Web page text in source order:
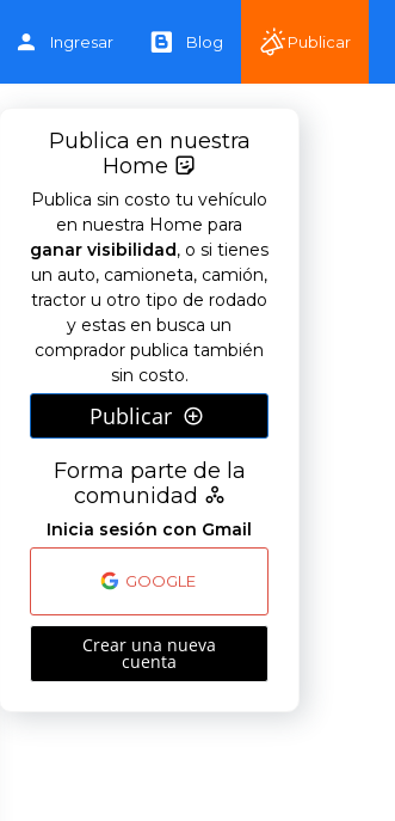
Ingresar Blog Publicar
Publica en nuestra
Home
Publica sin costo tu vehículo
en nuestra Home para
ganar visibilidad, o si tienes
un auto, camioneta, camión,
tractor u otro tipo de rodado
y estas en busca un
comprador publica también
sin costo.
Publicar
Forma parte de la
comunidad
Inicia sesión con Gmail
GOOGLE
Crear una nueva
cuenta